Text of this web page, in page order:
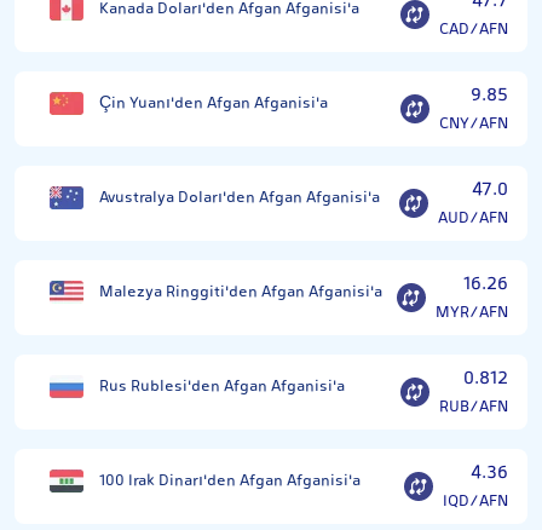
Kanada Doları'den Afgan Afganisi'a
CAD/AFN
Çin Yuanı'den Afgan Afganisi'a 9.85
CNY/AFN
Avustralya Doları'den Afgan Afganisi'a 47.0
AUD/AFN
Malezya Ringgiti'den Afgan Afganisi'a 16.26
MYR/AFN
Rus Rublesi'den Afgan Afganisi'a 0.812
RUB/AFN
100 Irak Dinarı'den Afgan Afganisi'a 4.36
IQD/AFN